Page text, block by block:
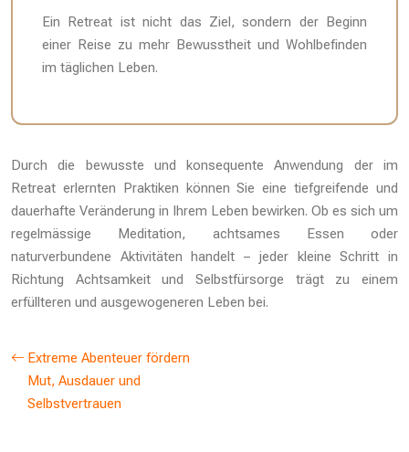
Ein Retreat ist nicht das Ziel, sondern der Beginn
einer Reise zu mehr Bewusstheit und Wohlbefinden
im täglichen Leben.
Durch die bewusste und konsequente Anwendung der im
Retreat erlernten Praktiken können Sie eine tiefgreifende und
dauerhafte Veränderung in Ihrem Leben bewirken. Ob es sich um
regelmässige Meditation, achtsames Essen oder
naturverbundene Aktivitäten handelt – jeder kleine Schritt in
Richtung Achtsamkeit und Selbstfürsorge trägt zu einem
erfüllteren und ausgewogeneren Leben bei.
Extreme Abenteuer fördern
Mut, Ausdauer und
Selbstvertrauen